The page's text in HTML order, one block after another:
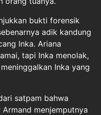
bukti forensik
adik kandung
Inka. Ariana
tapi Inka menolak,
Inka yang
satpam bahwa
menjemputnya